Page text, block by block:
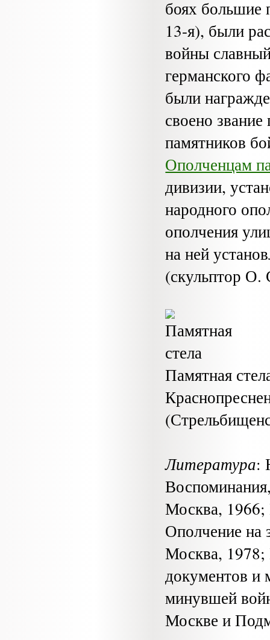
боях большие
13-я), были
войны
германского
были
своено
памятников
Ополченцам
дивизии,
народного
ополчения
на ней
(скульптор
Памятная
Литература:
Москва, 1966;
Ополчение
Москва,
документов и
минувшей
Москве и